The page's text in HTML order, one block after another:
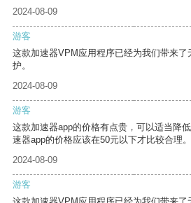
2024-08-09
游客
这款加速器VPM应用程序已经为我们带来
护。
2024-08-09
游客
这款加速器app的价格有点贵，可以适当降
速器app的价格应该在50元以下才比较合理。
2024-08-09
游客